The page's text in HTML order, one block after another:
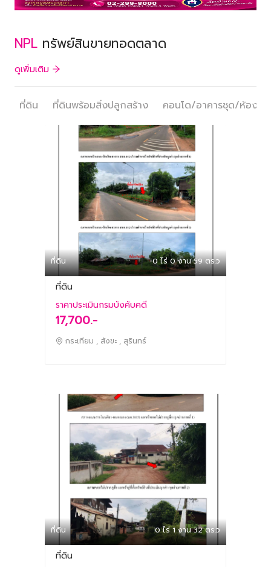
NPL ทรัพย์สินขายทอดตลาด
ดูเพิ่มเติม
ที่ดิน ที่ดินพร้อมสิ่งปลูกสร้าง คอนโด/อาคารชุด/ห้องชุด
ที่ดิน 0 ไร่ 0 งาน 59 ตร.ว
ที่ดิน
ราคาประเมินกรมบังคับคดี
17,700.-
กระเทียม , สังขะ , สุรินทร์
ที่ดิน 0 ไร่ 1 งาน 32 ตร.ว
ที่ดิน